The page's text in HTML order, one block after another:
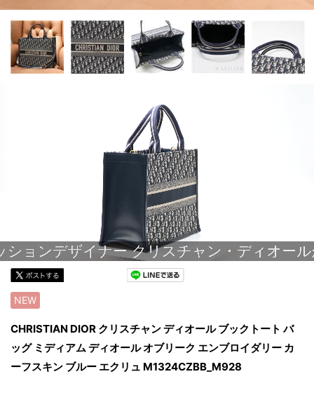
NEW
CHRISTIAN DIOR クリスチャン ディオール ブックトート バ
ッグ ミディアム ディオール オブリーク エンブロイダリー カ
ーフスキン ブルー エクリュ M1324CZBB_M928